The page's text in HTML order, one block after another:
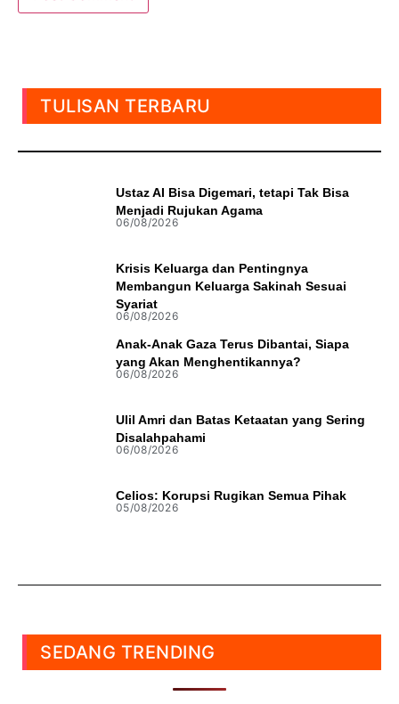
TULISAN TERBARU
Ustaz AI Bisa Digemari, tetapi Tak Bisa
Menjadi Rujukan Agama
06/08/2026
Krisis Keluarga dan Pentingnya
Membangun Keluarga Sakinah Sesuai
Syariat
06/08/2026
Anak-Anak Gaza Terus Dibantai, Siapa
yang Akan Menghentikannya?
06/08/2026
Ulil Amri dan Batas Ketaatan yang Sering
Disalahpahami
06/08/2026
Celios: Korupsi Rugikan Semua Pihak
05/08/2026
SEDANG TRENDING